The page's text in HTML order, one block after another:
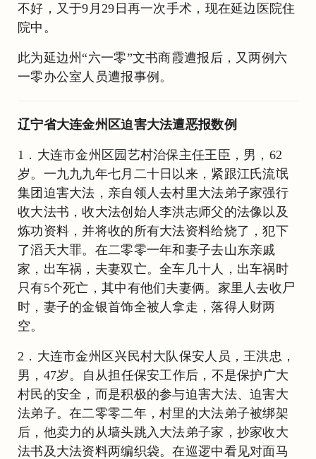
不好，又于9月29日再一次手术，现在延边医院住
院中。
此为延边州“六一零”文书商霞遭报后，又两例六
一零办公室人员遭报事例。
辽宁省大连金州区迫害大法遭恶报数例
1．大连市金州区园艺村治保主任王臣，男，62
岁。一九九九年七月二十日以来，紧跟江氏流氓
集团迫害大法，亲自领人去村里大法弟子家强行
收大法书，收大法创始人李洪志师父的法像以及
炼功资料，并将收的所有大法资料给烧了，犯下
了滔天大罪。在二零零一年和妻子去山东亲戚
家，出车祸，夫妻双亡。全车几十人，出车祸时
只有5个死亡，其中有他们夫妻俩。家里人去收尸
时，妻子的金银首饰全被人拿走，落得人财两
空。
2．大连市金州区兴民村大队保安人员，王洪忠，
男，47岁。自从担任保安工作后，不是保护广大
村民的安全，而是积极的参与迫害大法、迫害大
法弟子。在二零零二年，村里的大法弟子被绑架
后，他卖力的从墙头跳入大法弟子家，抄家收大
法书及大法资料两编织袋。在巡逻中看见对面马